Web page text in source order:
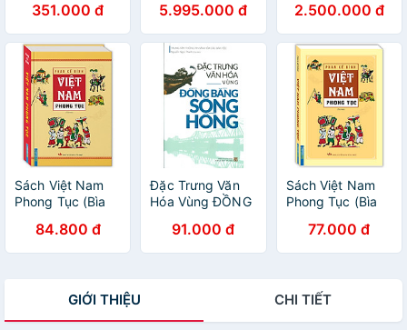
tập)351.000 đ 5.995.000 đ
NGÀN NĂM ÁO
MŨ - TRẦN
QUANG ĐỨC -
2.500.000 đ
Sách Việt Nam
Phong Tục (Bìa
84.800 đ
Đặc Trưng Văn
Hóa Vùng ĐỒNG
HỒNG91.000 đ
Sách Việt Nam
Phong Tục (Bìa
77.000 đ
GIỚI THIỆU CHI TIẾT